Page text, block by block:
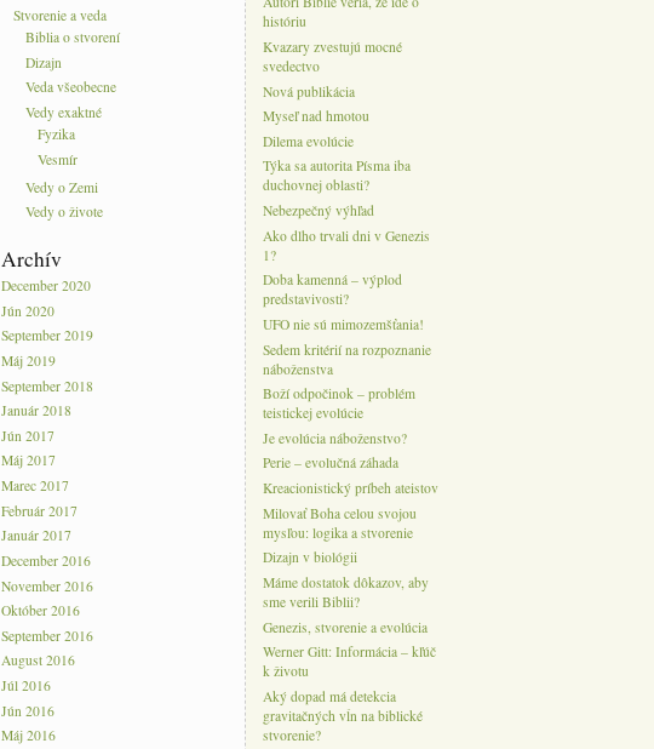
Stvorenie a veda
Biblia o stvorení
Dizajn
Veda všeobecne
Vedy exaktné
Fyzika
Vesmír
Vedy o Zemi
Vedy o živote
Archív
December 2020
Jún 2020
September 2019
Máj 2019
September 2018
Január 2018
Jún 2017
Máj 2017
Marec 2017
Február 2017
Január 2017
December 2016
November 2016
Október 2016
September 2016
August 2016
Júl 2016
Jún 2016
Máj 2016
históriu
Kvazary zvestujú mocné
svedectvo
Nová publikácia
Myseľ nad hmotou
Dilema evolúcie
Týka sa autorita Písma iba
duchovnej oblasti?
Nebezpečný výhľad
Ako dlho trvali dni v Genezis
1?
Doba kamenná – výplod
predstavivosti?
UFO nie sú mimozemšťania!
Sedem kritérií na rozpoznanie
náboženstva
Boží odpočinok – problém
teistickej evolúcie
Je evolúcia náboženstvo?
Perie – evolučná záhada
Kreacionistický príbeh ateistov
Milovať Boha celou svojou
mysľou: logika a stvorenie
Dizajn v biológii
Máme dostatok dôkazov, aby
sme verili Biblii?
Genezis, stvorenie a evolúcia
Werner Gitt: Informácia – kľúč
k životu
Aký dopad má detekcia
gravitačných vĺn na biblické
stvorenie?